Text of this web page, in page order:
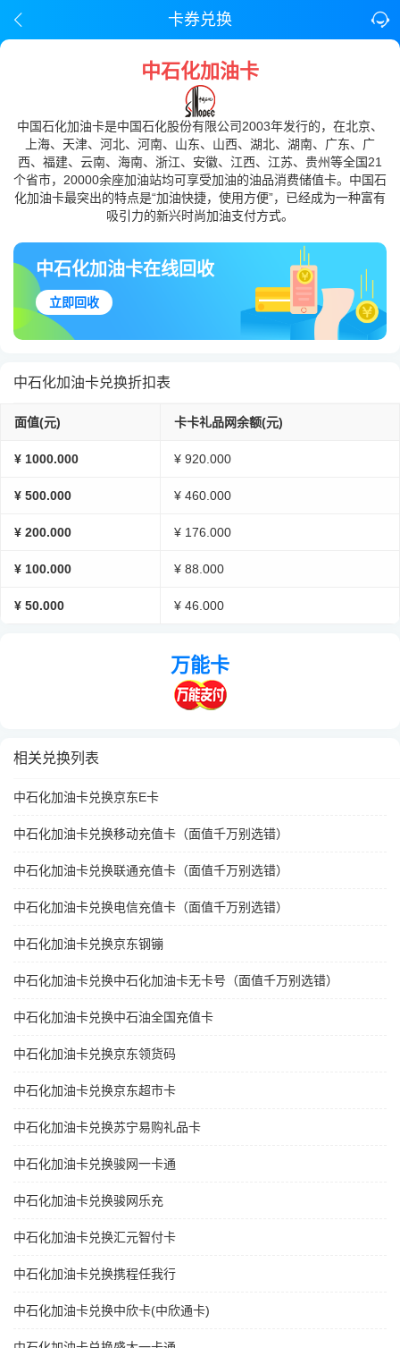
卡券兑换
中石化加油卡
中国石化加油卡是中国石化股份有限公司2003年发行的，在北京、
上海、天津、河北、河南、山东、山西、湖北、湖南、广东、广
西、福建、云南、海南、浙江、安徽、江西、江苏、贵州等全国21
个省市，20000余座加油站均可享受加油的油品消费储值卡。中国石
化加油卡最突出的特点是“加油快捷，使用方便”，已经成为一种富有
吸引力的新兴时尚加油支付方式。
中石化加油卡在线回收
立即回收
中石化加油卡兑换折扣表
面值(元) 卡卡礼品网余额(元)
¥ 1000.000 ¥ 920.000
¥ 500.000 ¥ 460.000
¥ 200.000 ¥ 176.000
¥ 100.000 ¥ 88.000
¥ 50.000 ¥ 46.000
万能卡
相关兑换列表
中石化加油卡兑换京东E卡
中石化加油卡兑换移动充值卡（面值千万别选错）
中石化加油卡兑换联通充值卡（面值千万别选错）
中石化加油卡兑换电信充值卡（面值千万别选错）
中石化加油卡兑换京东钢镚
中石化加油卡兑换中石化加油卡无卡号（面值千万别选错）
中石化加油卡兑换中石油全国充值卡
中石化加油卡兑换京东领货码
中石化加油卡兑换京东超市卡
中石化加油卡兑换苏宁易购礼品卡
中石化加油卡兑换骏网一卡通
中石化加油卡兑换骏网乐充
中石化加油卡兑换汇元智付卡
中石化加油卡兑换携程任我行
中石化加油卡兑换中欣卡(中欣通卡)